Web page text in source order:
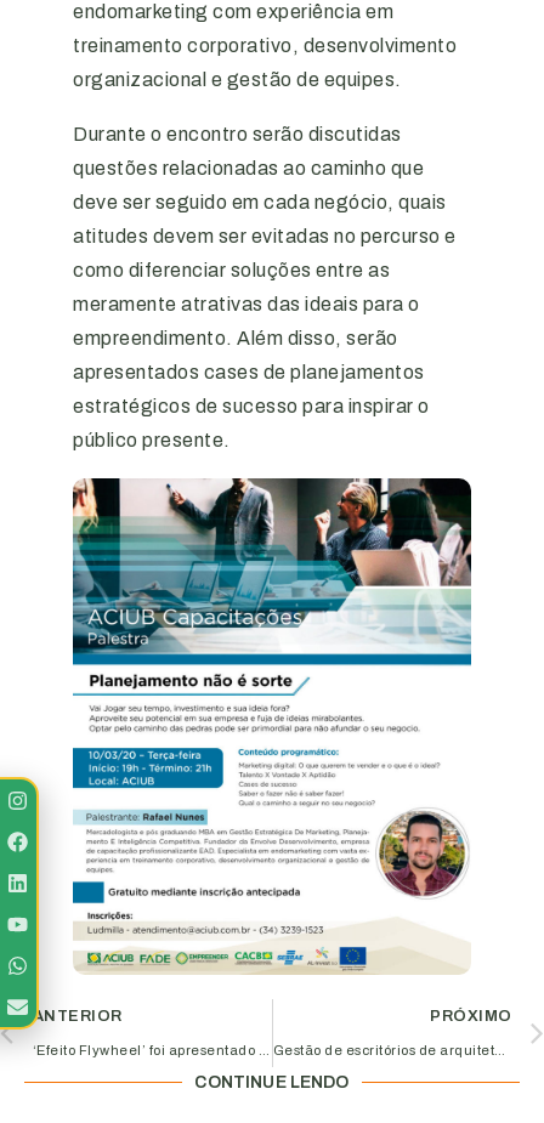
endomarketing com experiência em
treinamento corporativo, desenvolvimento
organizacional e gestão de equipes.
Durante o encontro serão discutidas
questões relacionadas ao caminho que
deve ser seguido em cada negócio, quais
atitudes devem ser evitadas no percurso e
como diferenciar soluções entre as
meramente atrativas das ideais para o
empreendimento. Além disso, serão
apresentados cases de planejamentos
estratégicos de sucesso para inspirar o
público presente.
ANTERIOR PRÓXIMO
CONTINUE LENDO